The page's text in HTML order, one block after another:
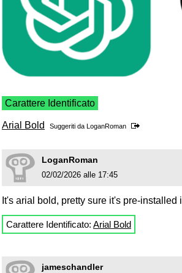
Carattere Identificato
Arial Bold Suggeriti da LoganRoman
LoganRoman
02/02/2026 alle 17:45
It's arial bold, pretty sure it's pre-installed
Carattere Identificato: Arial Bold
jameschandler